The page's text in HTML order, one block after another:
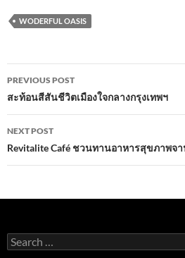
e
b
o
o
k
itt
er
ail
A
p
WODERFUL OASIS
Post
navigation
PREVIOUS POST
สะท้อนสีสันชีวิตเมืองใจกลางกรุงเทพฯ
NEXT POST
Revitalite Café ชวนทานอาหารสุขภาพจ
Search
for: